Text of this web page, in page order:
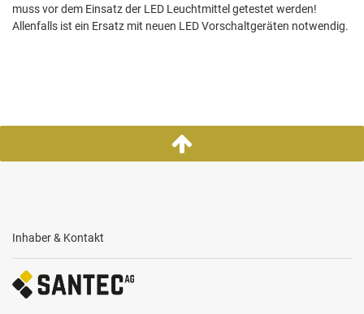
muss vor dem Einsatz der LED Leuchtmittel getestet werden!
Allenfalls ist ein Ersatz mit neuen LED Vorschaltgeräten notwendig.
Inhaber & Kontakt